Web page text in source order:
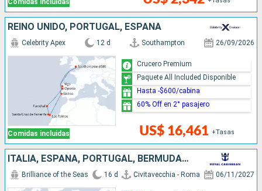
Comidas incluidas
REINO UNIDO, PORTUGAL, ESPAÑA
Comidas incluidas
Celebrity Apex 12 d Southampton 26/09/2026
US$ 16,461 +Tasas
Crucero Premium
Paquete All Included Disponible
Hasta -$600/cabina
60% Off en 2° pasajero
ITALIA, ESPAÑA, PORTUGAL, BERMUDAS, ESTADOS UNIDOS
Brilliance of the Seas 16 d Civitavecchia - Roma 06/11/2027